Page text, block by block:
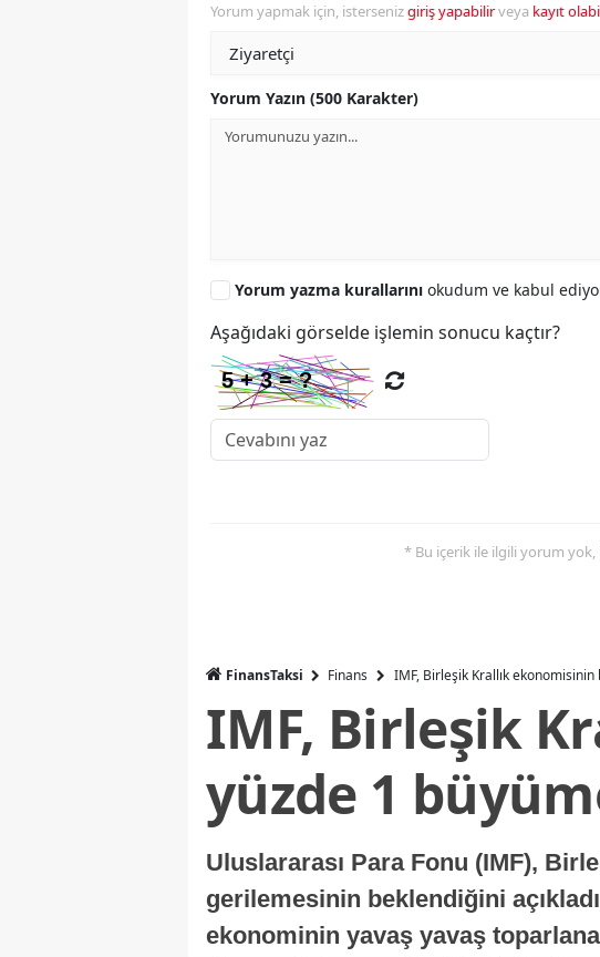
Yorum yapmak için, istersenizgiriş yapabilirveya kayıt
Yorum Yazın (500 Karakter)
Yorum yazma kurallarını okudum ve kabul
Aşağıdaki görselde işlemin sonucu kaçtır?
* Bu içerik ile ilgili yorum yok,
FinansTaksi Finans IMF, Birleşik Krallık
IMF, Birleşik
yüzde 1
Uluslararası Para Fonu (IMF),
gerilemesinin beklendiğini
ekonominin yavaş yavaş